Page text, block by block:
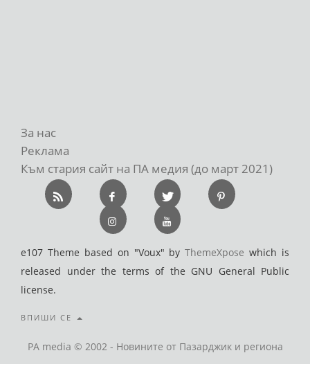
За нас
Реклама
Към стария сайт на ПА медия (до март 2021)
e107 Theme based on "Voux" byThemeXpose which is
released under the terms of the GNU General Public
license.
ВПИШИ СЕ
PA media © 2002 - Новините от Пазарджик и региона